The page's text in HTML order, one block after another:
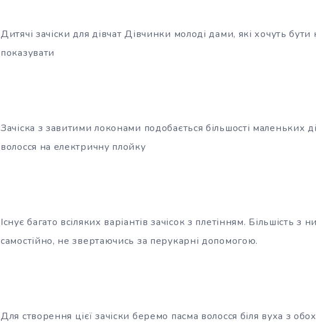
Дитячі зачіски для дівчат Дівчинки молоді дами, які хочуть
показувати
Зачіска з завитими локонами подобається більшості маленьких
волосся на електричну плойку
Існує багато всіляких варіантів зачісок з плетінням. Більшість з
самостійно, не звертаючись за перукарні допомогою.
Для створення цієї зачіски беремо пасма волосся біля вуха з